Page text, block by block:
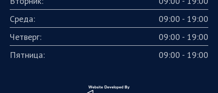
Среда:
09:00 - 19:00
Четверг:
09:00 - 19:00
Пятница:
09:00 - 19:00